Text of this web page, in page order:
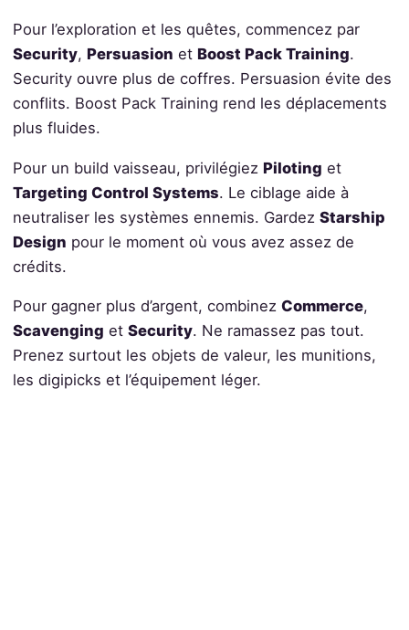
Pour l’exploration et les quêtes, commencez par
Security, Persuasion et Boost Pack Training.
Security ouvre plus de coffres. Persuasion évite des
conflits. Boost Pack Training rend les déplacements
plus fluides.
Pour un build vaisseau, privilégiez Piloting et
Targeting Control Systems. Le ciblage aide à
neutraliser les systèmes ennemis. Gardez Starship
Design pour le moment où vous avez assez de
crédits.
Pour gagner plus d’argent, combinez Commerce,
Scavenging et Security. Ne ramassez pas tout.
Prenez surtout les objets de valeur, les munitions,
les digipicks et l’équipement léger.